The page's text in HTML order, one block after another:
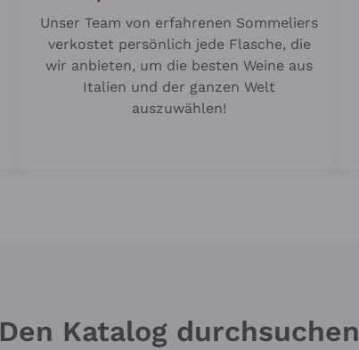
Unser Team von erfahrenen Sommeliers
verkostet persönlich jede Flasche, die
wir anbieten, um die besten Weine aus
Italien und der ganzen Welt
auszuwählen!
Den Katalog durchsuchen